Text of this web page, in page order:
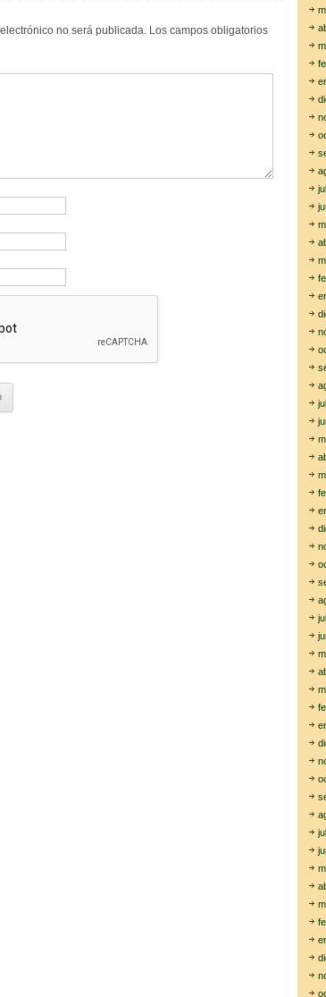
no será publicada. Los campos obligatorios